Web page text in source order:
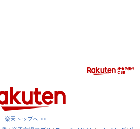
楽天トップへ >>